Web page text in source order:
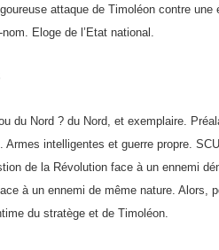
attaque de Timo­léon contre une
Eloge de l’Etat national.
du Nord ? du Nord, et exemplaire.
intelligentes et guerre propre.
de la Révolution face à un ennemi
à un ennemi de même nature. Alors,
du stratège et de Timoléon.